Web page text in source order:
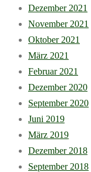
Dezember 2021
November 2021
Oktober 2021
März 2021
Februar 2021
Dezember 2020
September 2020
Juni 2019
März 2019
Dezember 2018
September 2018